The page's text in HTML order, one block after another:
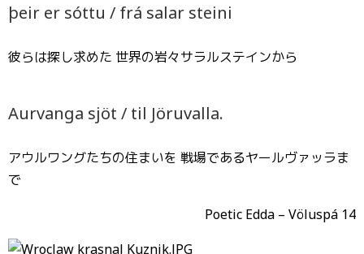
þeir er sóttu / frá salar steini
彼らは探し求めた 世界の岩々サラルステインから
Aurvanga sjöt / til Jöruvalla.
アウルワングたちの住まいを 戦場であるヤールヴァッラま
で
Poetic Edda – Völuspá 14